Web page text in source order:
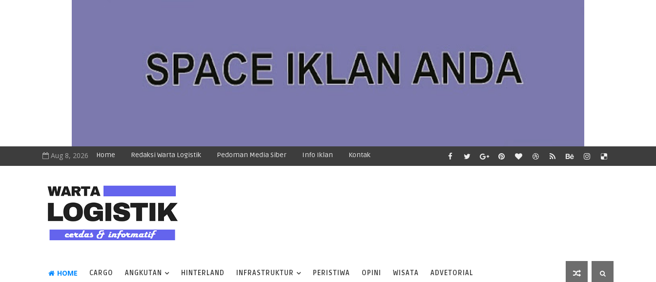
Aug 8, 2026 Home Redaksi Warta Logistik Pedoman Media Siber Info Iklan Kontak
HOME CARGO ANGKUTAN HINTERLAND INFRASTRUKTUR PERISTIWA OPINI WISATA ADVETORIAL